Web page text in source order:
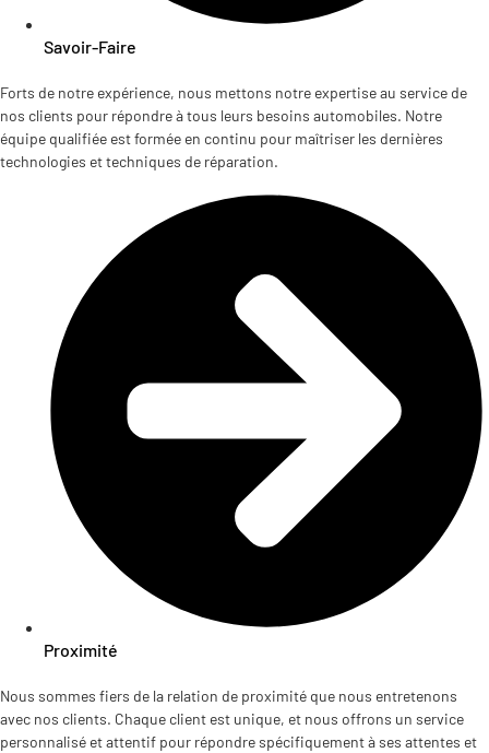
Savoir-Faire
Forts de notre expérience, nous mettons notre expertise au service de
nos clients pour répondre à tous leurs besoins automobiles. Notre
équipe qualifiée est formée en continu pour maîtriser les dernières
technologies et techniques de réparation.
Proximité
Nous sommes fiers de la relation de proximité que nous entretenons
avec nos clients. Chaque client est unique, et nous offrons un service
personnalisé et attentif pour répondre spécifiquement à ses attentes et